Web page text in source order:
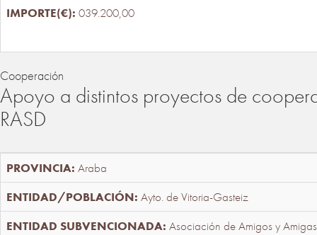
039.200,00
Cooperación
Apoyo a distintos proyectos de
RASD
Araba
Ayto. de Vitoria-Gasteiz
Asociación de Amigos y